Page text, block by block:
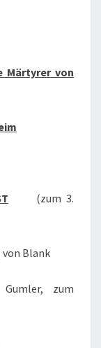
Märtyrer von
(zum 3.
von Blank
zum